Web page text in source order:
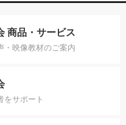
商品・サービス
・映像教材のご案内
をサポート